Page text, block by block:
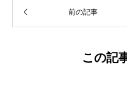
前の記事
この記